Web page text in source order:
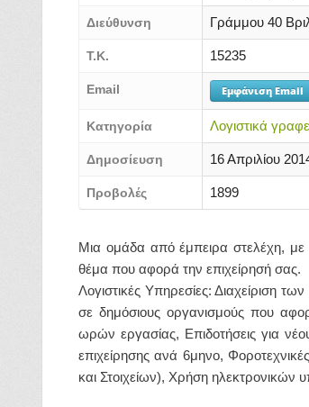
Διεύθυνση Γράμμου 40
Τ.Κ. 15235
Email Εμφάνιση Email
Κατηγορία Λογιστικά
Δημοσίευση 16 Απριλίου
Προβολές 1899
Μια ομάδα από έμπειρα στελέχη, με
θέμα που αφορά την επιχείρησή σας.
Λογιστικές Υπηρεσίες: Διαχείριση
σε δημόσιους οργανισμούς που
ωρών εργασίας, Επιδοτήσεις για
επιχείρησης ανά 6μηνο,
και Στοιχείων), Χρήση